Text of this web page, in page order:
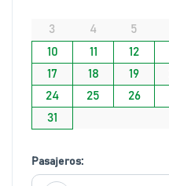
3
4 5
10
11 12
17
18 19
24
25 26
31
Pasajeros: